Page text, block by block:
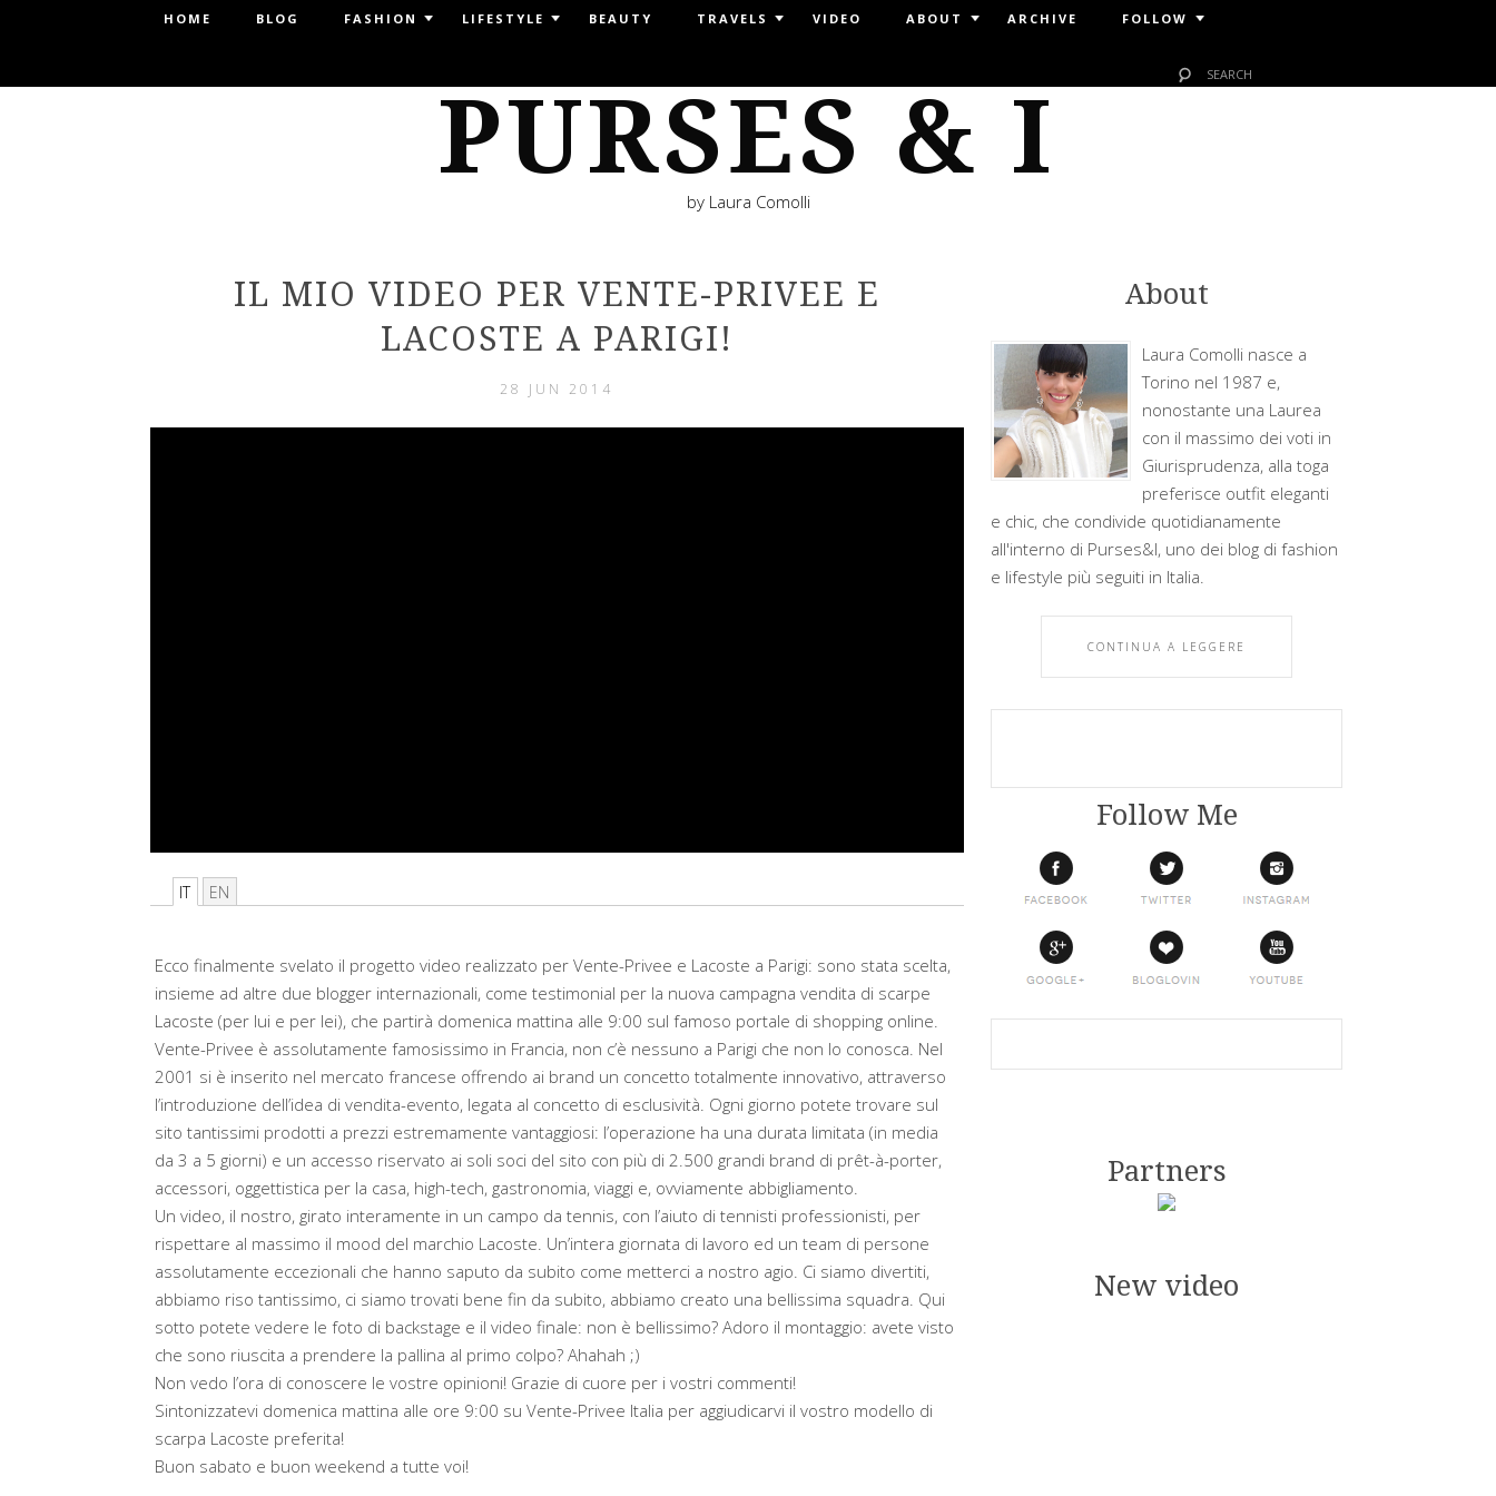
HOME BLOG FASHION LIFESTYLE BEAUTY TRAVELS VIDEO ABOUT ARCHIVE FOLLOW
PURSES & I
by Laura Comolli
IL MIO VIDEO PER VENTE-PRIVEE E
LACOSTE A PARIGI!
28 JUN 2014
IT EN
Ecco finalmente svelato il progetto video realizzato per Vente-Privee e Lacoste a Parigi: sono stata scelta,
insieme ad altre due blogger internazionali, come testimonial per la nuova campagna vendita di scarpe
Lacoste (per lui e per lei), che partirà domenica mattina alle 9:00 sul famoso portale di shopping online.
Vente-Privee è assolutamente famosissimo in Francia, non c’è nessuno a Parigi che non lo conosca. Nel
2001 si è inserito nel mercato francese offrendo ai brand un concetto totalmente innovativo, attraverso
l’introduzione dell’idea di vendita-evento, legata al concetto di esclusività. Ogni giorno potete trovare sul
sito tantissimi prodotti a prezzi estremamente vantaggiosi: l’operazione ha una durata limitata (in media
da 3 a 5 giorni) e un accesso riservato ai soli soci del sito con più di 2.500 grandi brand di prêt-à-porter,
accessori, oggettistica per la casa, high-tech, gastronomia, viaggi e, ovviamente abbigliamento.
Un video, il nostro, girato interamente in un campo da tennis, con l’aiuto di tennisti professionisti, per
rispettare al massimo il mood del marchio Lacoste. Un’intera giornata di lavoro ed un team di persone
assolutamente eccezionali che hanno saputo da subito come metterci a nostro agio. Ci siamo divertiti,
abbiamo riso tantissimo, ci siamo trovati bene fin da subito, abbiamo creato una bellissima squadra. Qui
sotto potete vedere le foto di backstage e il video finale: non è bellissimo? Adoro il montaggio: avete visto
che sono riuscita a prendere la pallina al primo colpo? Ahahah ;)
Non vedo l’ora di conoscere le vostre opinioni! Grazie di cuore per i vostri commenti!
Sintonizzatevi domenica mattina alle ore 9:00 su Vente-Privee Italia per aggiudicarvi il vostro modello di
scarpa Lacoste preferita!
Buon sabato e buon weekend a tutte voi!
About
Laura Comolli nasce a
Torino nel 1987 e,
nonostante una Laurea
con il massimo dei voti in
Giurisprudenza, alla toga
preferisce outfit eleganti
e chic, che condivide quotidianamente
all'interno di Purses&I, uno dei blog di fashion
e lifestyle più seguiti in Italia.
CONTINUA A LEGGERE
Follow Me
Partners
New video